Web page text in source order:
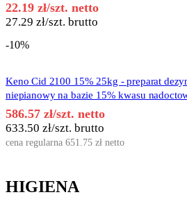
22.19 zł/szt. netto
27.29 zł/szt. brutto
-10%
Keno Cid 2100 15% 25kg - preparat
niepianowy na bazie 15% kwasu
586.57 zł/szt. netto
633.50 zł/szt. brutto
cena regularna 651.75 zł netto
HIGIENA